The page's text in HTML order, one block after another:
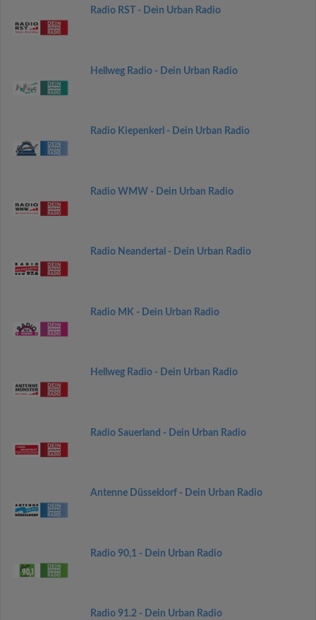
Radio RST - Dein Urban Radio
Hellweg Radio - Dein Urban Radio
Radio Kiepenkerl - Dein Urban Radio
Radio WMW - Dein Urban Radio
Radio Neandertal - Dein Urban Radio
Radio MK - Dein Urban Radio
Hellweg Radio - Dein Urban Radio
Radio Sauerland - Dein Urban Radio
Antenne Düsseldorf - Dein Urban Radio
Radio 90,1 - Dein Urban Radio
Radio 91.2 - Dein Urban Radio